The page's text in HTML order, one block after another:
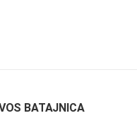
BATAJNICA